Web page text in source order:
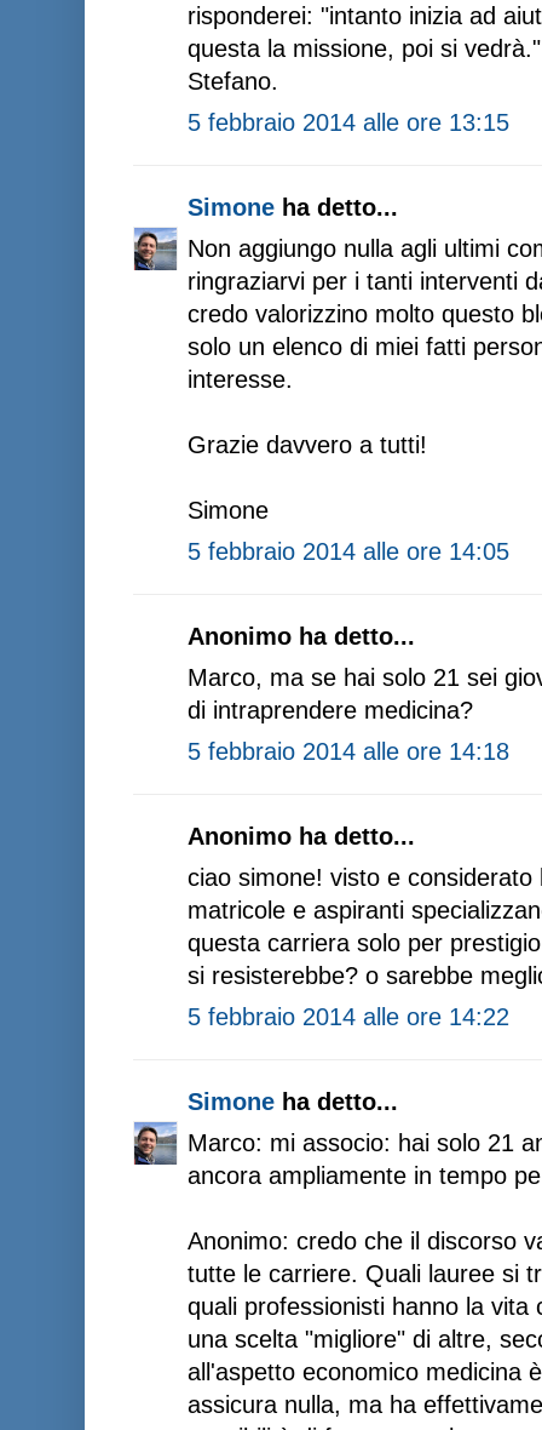
risponderei: "intanto inizia ad
questa la missione, poi si
Stefano.
5 febbraio 2014 alle ore 13:15
Simone ha detto...
Non aggiungo nulla agli ultimi
ringraziarvi per i tanti interventi
credo valorizzino molto questo
solo un elenco di miei fatti
interesse.
Grazie davvero a tutti!
Simone
5 febbraio 2014 alle ore 14:05
Anonimo ha detto...
Marco, ma se hai solo 21 sei
di intraprendere medicina?
5 febbraio 2014 alle ore 14:18
Anonimo ha detto...
ciao simone! visto e
matricole e aspiranti
questa carriera solo per
si resisterebbe? o sarebbe
5 febbraio 2014 alle ore 14:22
Simone ha detto...
Marco: mi associo: hai solo 21
ancora ampliamente in tempo
Anonimo: credo che il discorso
tutte le carriere. Quali lauree si
quali professionisti hanno la vita
una scelta "migliore" di altre,
all'aspetto economico medicina
assicura nulla, ma ha